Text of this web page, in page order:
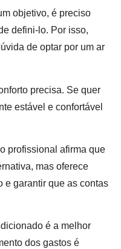
objetivo, é preciso
defini-lo. Por isso,
de optar por um ar
precisa. Se quer
estável e confortável
profissional afirma que
mas oferece
e garantir que as contas
é a melhor
dos gastos é